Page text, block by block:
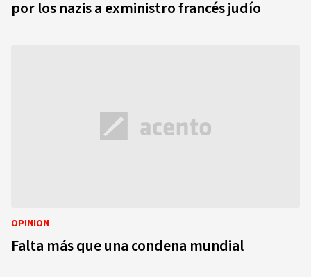
por los nazis a exministro francés judío
OPINIÓN
Falta más que una condena mundial